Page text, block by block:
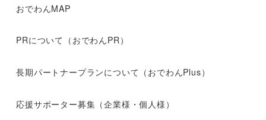
おでわんMAP
PRについて（おでわんPR）
長期パートナープランについて（おでわんPlus）
応援サポーター募集（企業様・個人様）